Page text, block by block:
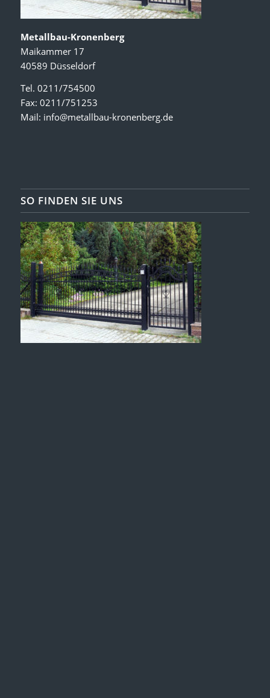
Metallbau-Kronenberg
Maikammer 17
40589 Düsseldorf
Tel. 0211/754500
Fax: 0211/751253
Mail: info@metallbau-kronenberg.de
SO FINDEN SIE UNS